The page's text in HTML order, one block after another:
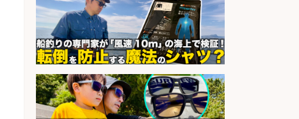
会社名 株式会社パソナ
sponsored by 求人ボックス
さかな専門学校の教員 教員免許不
要/水産業界の知識と経験を活かす
会社名
学校法人水野学園日本さかな専
門学校